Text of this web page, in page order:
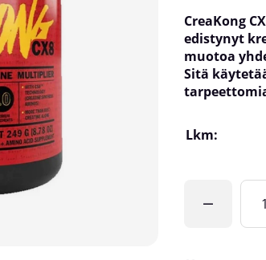
CreaKong
edistynyt
muotoa
Sitä
Lkm: